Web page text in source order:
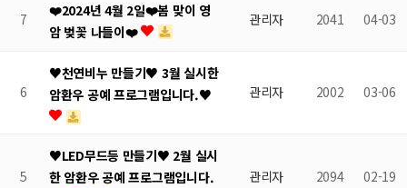
7
❤️2024년 4월 2일❤️봄 맞이 영
암 벚꽃 나들이❤️
관리자 2041 04-03
6
♥천연비누 만들기♥ 3월 실시한
암환우 공예 프로그램입니다.♥
관리자 2002 03-06
5
♥LED무드등 만들기♥ 2월 실시
한 암환우 공예 프로그램입니다.
관리자 2094 02-19